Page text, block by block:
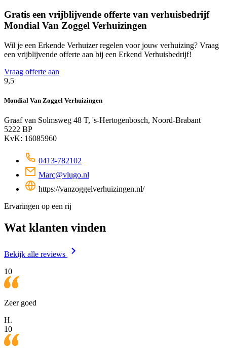
Gratis een vrijblijvende offerte van verhuisbedrijf
Mondial Van Zoggel Verhuizingen
Wil je een Erkende Verhuizer regelen voor jouw verhuizing? Vraag
een vrijblijvende offerte aan bij een Erkend Verhuisbedrijf!
Vraag offerte aan
9,5
Mondial Van Zoggel Verhuizingen
Graaf van Solmsweg 48 T, 's-Hertogenbosch, Noord-Brabant
5222 BP
KvK: 16085960
0413-782102
Marc@vlugo.nl
https://vanzoggelverhuizingen.nl/
Ervaringen op een rij
Wat klanten vinden
Bekijk alle reviews
10
Zeer goed
H.
10